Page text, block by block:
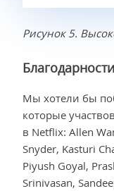
Рисунок 5.
Благодарности
Мы хотели бы
которые
в Netflix: Allen
Snyder, Kasturi
Piyush Goyal,
Srinivasan,